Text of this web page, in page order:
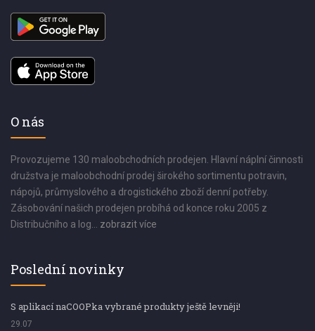
O nás
Provozujeme 130 maloobchodních prodejen. Hlavní náplní činnosti
družstva je maloobchodní prodej širokého sortimentu potravin,
nápojů, průmyslového a drogistického zboží denní potřeby.
Zásobování našich prodejen probíhá od konce roku 2005 z
Distribučního a log... zobrazit více
Poslední novinky
S aplikací naCOOPka vybrané produkty ještě levněji!
29.07